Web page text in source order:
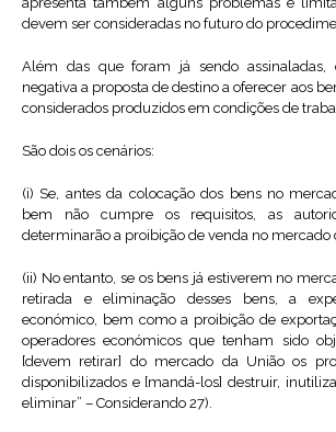
devem ser consideradas no futuro do
Além das que foram já sendo assinaladas,
negativa a proposta de destino a oferecer aos
considerados produzidos em condições de
São dois os cenários:
(i) Se, antes da colocação dos bens no
bem não cumpre os requisitos, as
determinarão a proibição de venda no mercado
(ii) No entanto, se os bens já estiverem no
retirada e eliminação desses bens, a
económico, bem como a proibição de
operadores económicos que tenham sido
[devem retirar] do mercado da União os
disponibilizados e [mandá-los] destruir,
eliminar” – Considerando 27).